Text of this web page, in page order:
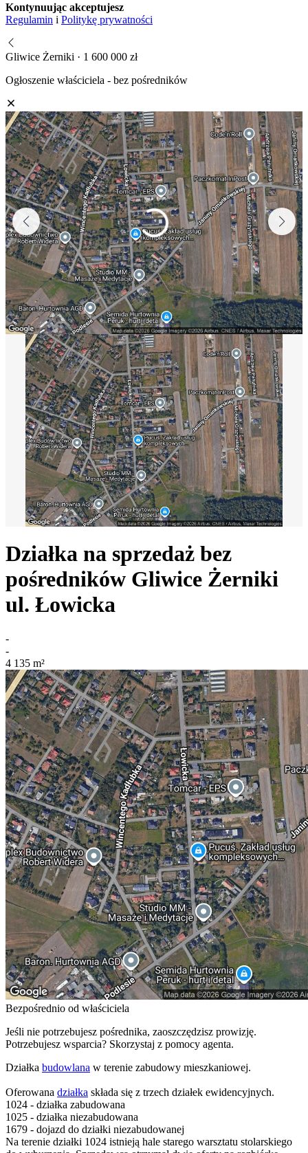
Kontynuując akceptujesz
Regulamin i Politykę prywatności
Gliwice Żerniki · 1 600 000 zł
Ogłoszenie właściciela - bez pośredników
Działka na sprzedaż bez
pośredników Gliwice Żerniki
ul. Łowicka
-
-
4 135 m²
Bezpośrednio od właściciela
Jeśli nie potrzebujesz pośrednika, zaoszczędzisz prowizję.
Potrzebujesz wsparcia? Skorzystaj z pomocy agenta.
Działka budowlana w terenie zabudowy mieszkaniowej.
Oferowana działka składa się z trzech działek ewidencyjnych.
1024 - działka zabudowana
1025 - działka niezabudowana
1679 - dojazd do działki niezabudowanej
Na terenie działki 1024 istnieją hale starego warsztatu stolarskiego